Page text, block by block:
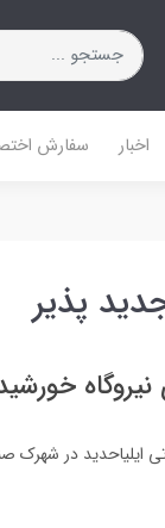
اخبار سفارش
پذیر
5 مگاواتی در کوهپایه
خورشیدی 5 مگاواتی